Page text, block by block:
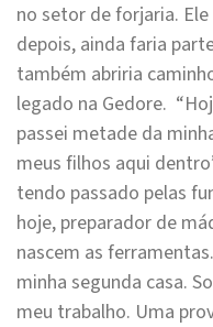
no setor de forjaria.
depois, ainda faria
também abriria
legado na Gedore.
passei metade da
meus filhos aqui
tendo passado pelas
hoje, preparador de
nascem as
minha segunda casa.
meu trabalho. Uma